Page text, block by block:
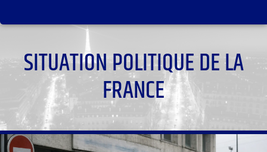
SITUATION POLITIQUE DE LA
FRANCE